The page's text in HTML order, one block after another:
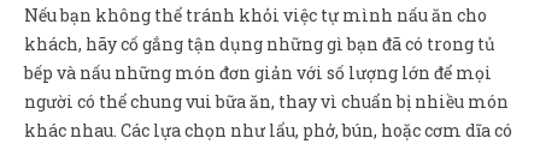
Nếu bạn không thể tránh khỏi việc tự mình nấu ăn cho
khách, hãy cố gắng tận dụng những gì bạn đã có trong tủ
bếp và nấu những món đơn giản với số lượng lớn để mọi
người có thể chung vui bữa ăn, thay vì chuẩn bị nhiều món
khác nhau. Các lựa chọn như lẩu, phở, bún, hoặc cơm dĩa có